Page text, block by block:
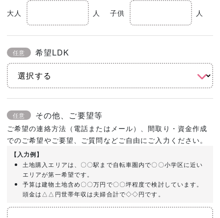
大人 人 子供 人
任意 希望LDK
任意 その他、ご要望等
ご希望の連絡方法（電話またはメール）、間取り・資金作成
でのご希望やご要望、ご質問などご自由にご入力ください。
【入力例】
土地購入エリアは、〇〇駅まで自転車圏内で〇〇小学区に近い
エリアが第一希望です。
予算は建物土地含め〇〇万円で〇〇坪程度で検討しています。
頭金は△△円世帯年収は夫婦合計で◇◇円です。